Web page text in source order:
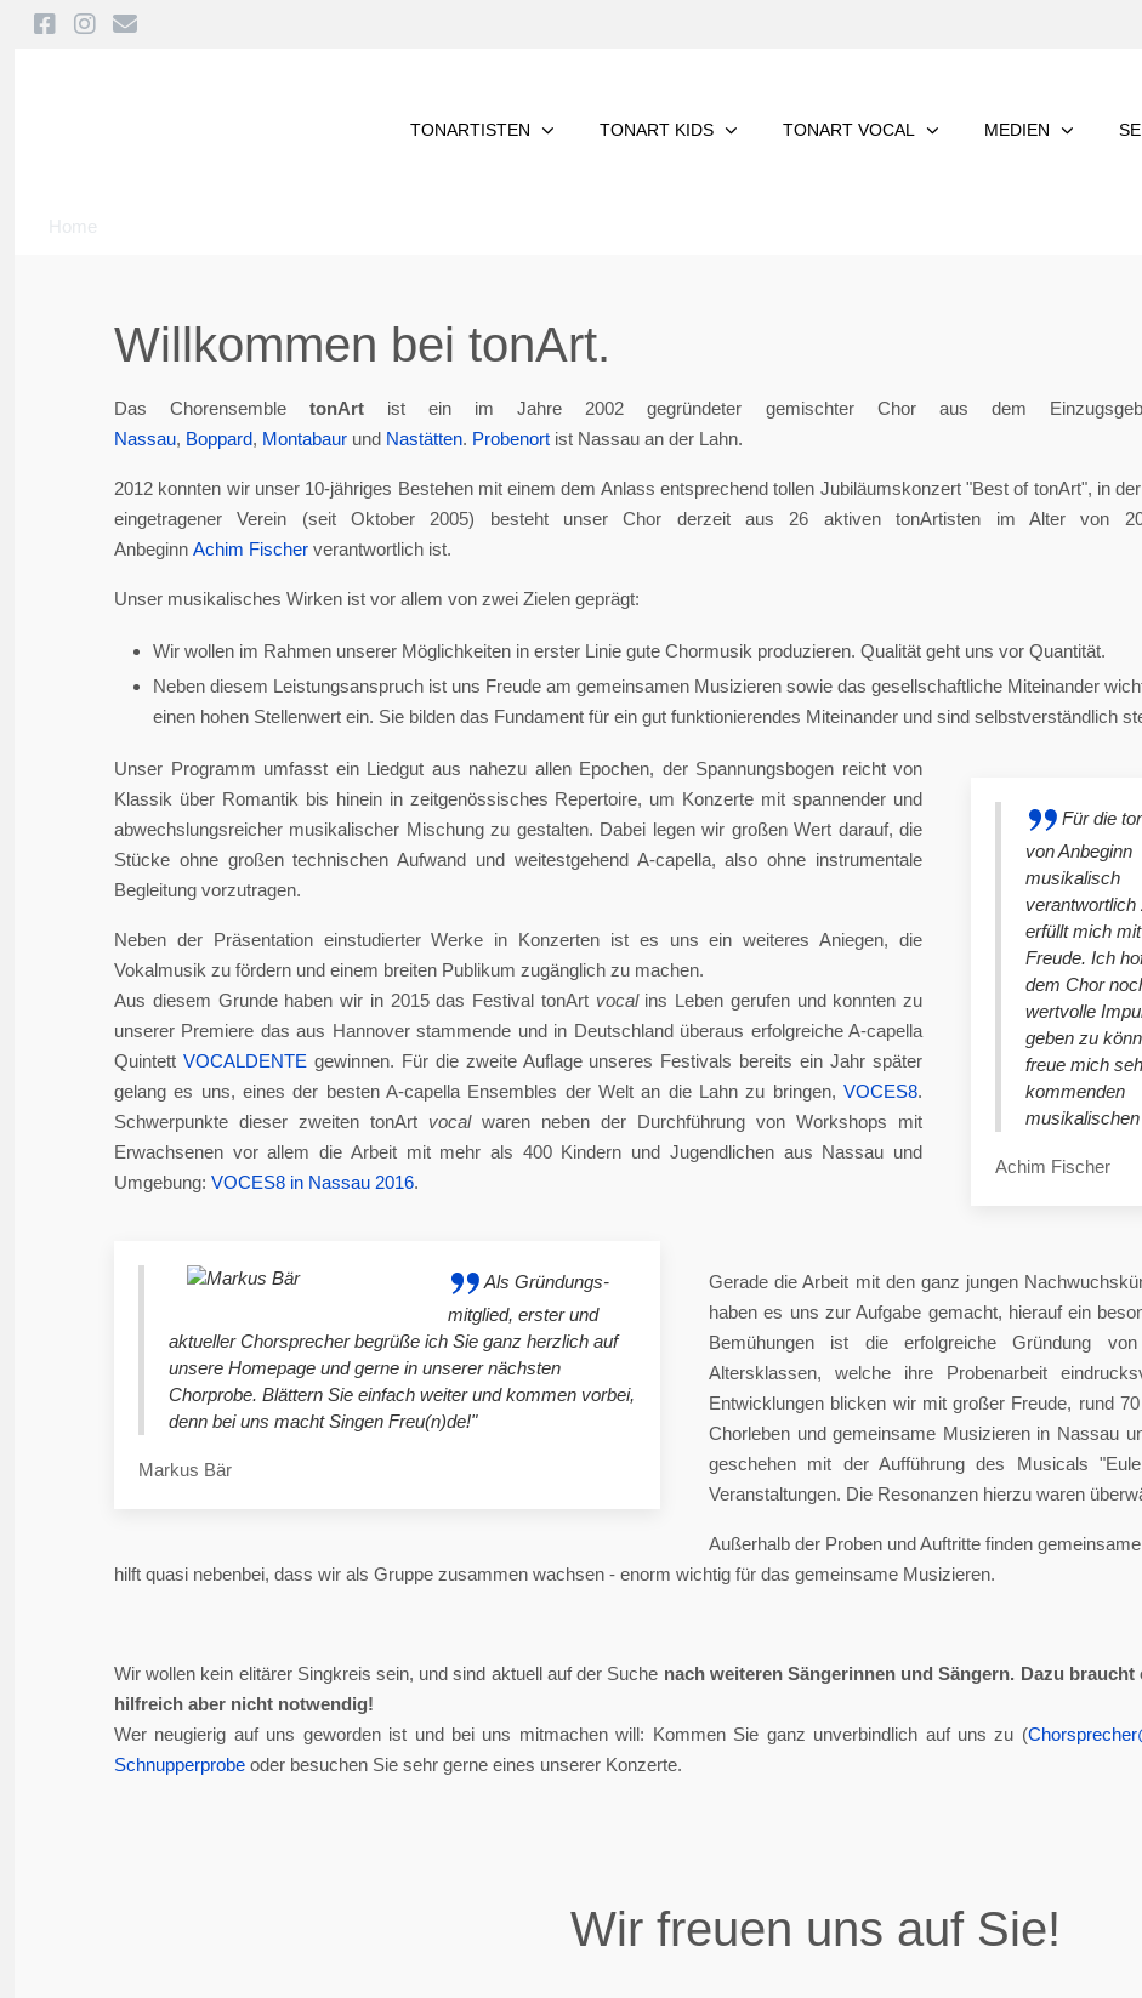
TONARTISTEN TONART KIDS TONART VOCAL MEDIEN
Home
Willkommen bei tonArt.
Das ChorensembletonArt ist ein im Jahre 2002 gegründeter gemischter Chor aus dem
Nassau, Boppard, Montabaur und Nastätten. Probenort ist Nassau an der Lahn.
2012 konnten wir unser 10-jähriges Bestehen mit einem dem Anlass entsprechend tollen Jubiläumskonzert "Best of tonArt", in
eingetragener Verein (seit Oktober 2005) besteht unser Chor derzeit aus 26 aktiven tonArtisten im Alter von
Anbeginn Achim Fischer verantwortlich ist.
Unser musikalisches Wirken ist vor allem von zwei Zielen geprägt:
Wir wollen im Rahmen unserer Möglichkeiten in erster Linie gute Chormusik produzieren. Qualität geht uns vor Quantität.
Neben diesem Leistungsanspruch ist uns Freude am gemeinsamen Musizieren sowie das gesellschaftliche Miteinander
einen hohen Stellenwert ein. Sie bilden das Fundament für ein gut funktionierendes Miteinander und sind selbstverständlich
Für die
von Anbeginn
musikalisch
verantwortlich
erfüllt mich
Freude. Ich
dem Chor
wertvolle
geben zu
freue mich
kommenden
Achim Fischer
Unser Programm umfasst ein Liedgut aus nahezu allen Epochen, der Spannungsbogen reicht von
Klassik über Romantik bis hinein in zeitgenössisches Repertoire, um Konzerte mit spannender und
abwechslungsreicher musikalischer Mischung zu gestalten. Dabei legen wir großen Wert darauf, die
Stücke ohne großen technischen Aufwand und weitestgehend A-capella, also ohne instrumentale
Begleitung vorzutragen.
Neben der Präsentation einstudierter Werke in Konzerten ist es uns ein weiteres Aniegen, die
Vokalmusik zu fördern und einem breiten Publikum zugänglich zu machen.
Aus diesem Grunde haben wir in 2015 das Festival tonArt vocal ins Leben gerufen und konnten zu
unserer Premiere das aus Hannover stammende und in Deutschland überaus erfolgreiche A-capella
Quintett VOCALDENTE gewinnen. Für die zweite Auflage unseres Festivals bereits ein Jahr später
gelang es uns, eines der besten A-capella Ensembles der Welt an die Lahn zu bringen, VOCES8.
Schwerpunkte dieser zweiten tonArt vocalwaren neben der Durchführung von Workshops mit
Erwachsenen vor allem die Arbeit mit mehr als 400 Kindern und Jugendlichen aus Nassau und
Umgebung: VOCES8 in Nassau 2016.
Als Gründungs-
mitglied, erster und
aktueller Chorsprecher begrüße ich Sie ganz herzlich auf
unsere Homepage und gerne in unserer nächsten
Chorprobe. Blättern Sie einfach weiter und kommen vorbei,
denn bei uns macht Singen Freu(n)de!"
Markus Bär
Gerade die Arbeit mit den ganz jungen
haben es uns zur Aufgabe gemacht, hierauf ein
Bemühungen ist die erfolgreiche Gründung
Altersklassen, welche ihre Probenarbeit
Entwicklungen blicken wir mit großer Freude, rund
Chorleben und gemeinsame Musizieren in Nassau
geschehen mit der Aufführung des Musicals
Veranstaltungen. Die Resonanzen hierzu waren
Außerhalb der Proben und Auftritte finden
hilft quasi nebenbei, dass wir als Gruppe zusammen wachsen - enorm wichtig für das gemeinsame Musizieren.
Wir wollen kein elitärer Singkreis sein, und sind aktuell auf der Suche nach weiteren Sängerinnen und Sängern. Dazu braucht
hilfreich aber nicht notwendig!
Wer neugierig auf uns geworden ist und bei uns mitmachen will: Kommen Sie ganz unverbindlich auf uns zu (
Schnupperprobe oder besuchen Sie sehr gerne eines unserer Konzerte.
Wir freuen uns auf Sie!